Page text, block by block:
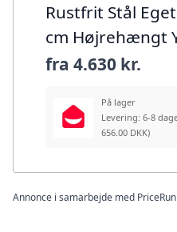
Rustfrit Stål
cm Højrehængt
fra 4.630 kr.
På lager
Levering: 6-8
656.00 DKK)
Annonce i samarbejde med